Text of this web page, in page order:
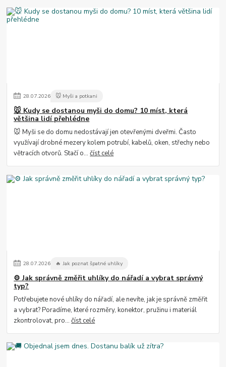
28.07.2026 🐭 Myši a potkani
🐭 Kudy se dostanou myši do domu? 10 míst, která
většina lidí přehlédne
🐭 Myši se do domu nedostávají jen otevřenými dveřmi. Často
využívají drobné mezery kolem potrubí, kabelů, oken, střechy nebo
větracích otvorů. Stačí o...číst celé
28.07.2026 🔥 Jak poznat špatné uhlíky
⚙️ Jak správně změřit uhlíky do nářadí a vybrat správný
typ?
Potřebujete nové uhlíky do nářadí, ale nevíte, jak je správně změřit
a vybrat? Poradíme, které rozměry, konektor, pružinu i materiál
zkontrolovat, pro...číst celé